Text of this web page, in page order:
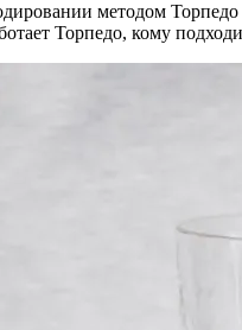
методом
Торпедо, кому